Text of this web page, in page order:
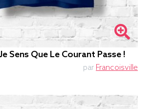
Sens Que Le Courant Passe !
par Francoisville